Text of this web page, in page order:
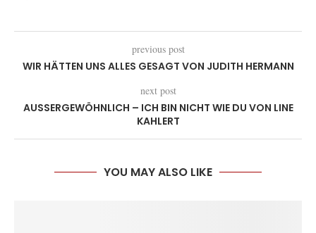
previous post
WIR HÄTTEN UNS ALLES GESAGT VON JUDITH HERMANN
next post
AUSSERGEWÖHNLICH – ICH BIN NICHT WIE DU VON LINE K
AHLERT
YOU MAY ALSO LIKE